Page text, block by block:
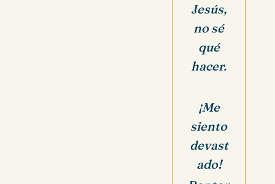
Jesús,
no sé
qué
hacer.
¡Me
siento
devast
ado!